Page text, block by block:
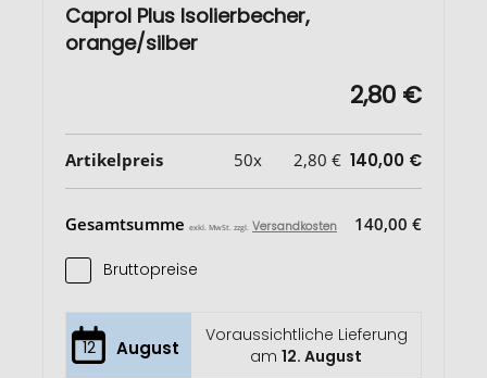
Caprol Plus Isolierbecher,
orange/silber
2,80 €
Artikelpreis 50x 2,80 € 140,00 €
Gesamtsumme exkl. MwSt. zzgl. Versandkosten 140,00 €
Bruttopreise
12 August
Voraussichtliche Lieferung
am12. August